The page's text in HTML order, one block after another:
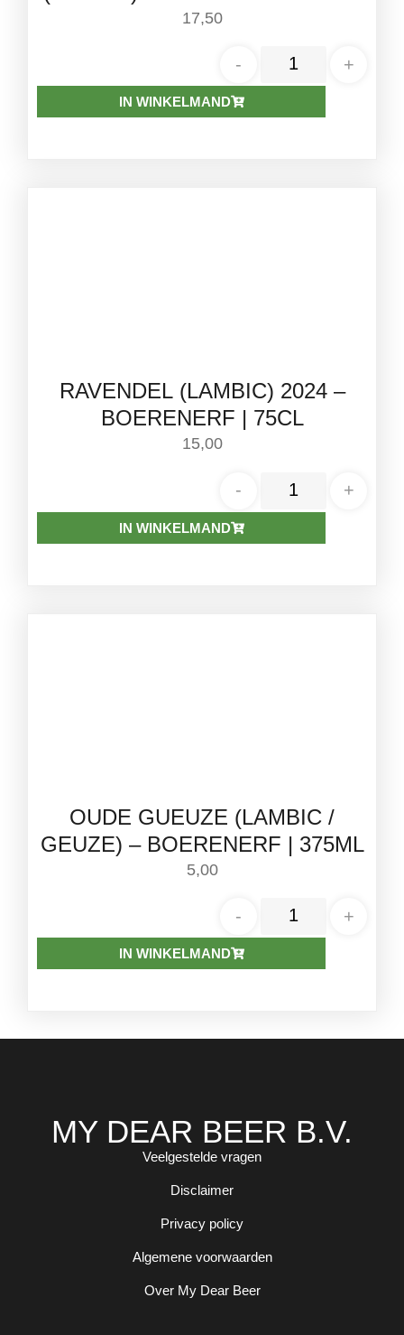
75CL
17,50
- +
IN WINKELMAND
RAVENDEL (LAMBIC) 2024 –
BOERENERF | 75CL
15,00
- +
IN WINKELMAND
OUDE GUEUZE (LAMBIC /
GEUZE) – BOERENERF | 375ML
5,00
- +
IN WINKELMAND
MY DEAR BEER B.V.
Veelgestelde vragen
Disclaimer
Privacy policy
Algemene voorwaarden
Over My Dear Beer